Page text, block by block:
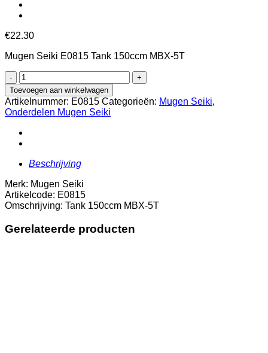
€22.30
Mugen Seiki E0815 Tank 150ccm MBX-5T
Tank
150ccm
MBX-
5T
aantal
Toevoegen aan winkelwagen
Artikelnummer: E0815 Categorieën: Mugen Seiki,
Onderdelen Mugen Seiki
Beschrijving
Merk: Mugen Seiki
Artikelcode: E0815
Omschrijving: Tank 150ccm MBX-5T
Gerelateerde producten